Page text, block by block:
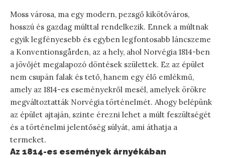
Moss városa, ma egy modern, pezsgő kikötőváros,
hosszú és gazdag múlttal rendelkezik. Ennek a múltnak
egyik legfényesebb és egyben legfontosabb láncszeme
a Konventionsgården, az a hely, ahol Norvégia 1814-ben
a jövőjét megalapozó döntések születtek. Ez az épület
nem csupán falak és tető, hanem egy élő emlékmű,
amely az 1814-es eseményekről mesél, amelyek örökre
megváltoztatták Norvégia történelmét. Ahogy belépünk
az épület ajtaján, szinte érezni lehet a múlt feszültségét
és a történelmi jelentőség súlyát, ami áthatja a
termeket.
Az 1814-es események árnyékában